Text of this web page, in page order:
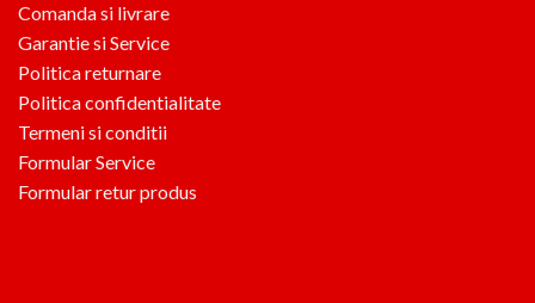
Comanda si livrare
Garantie si Service
Politica returnare
Politica confidentialitate
Termeni si conditii
Formular Service
Formular retur produs